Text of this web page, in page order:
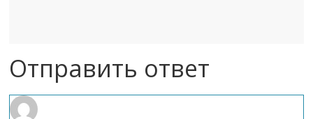
Отправить ответ